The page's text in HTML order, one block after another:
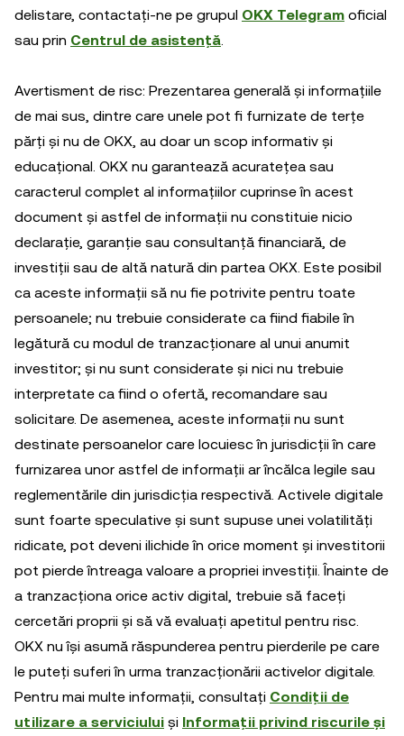
delistare, contactați-ne pe grupul OKX Telegram oficial
sau prin Centrul de asistență.
Avertisment de risc: Prezentarea generală și informațiile
de mai sus, dintre care unele pot fi furnizate de terțe
părți și nu de OKX, au doar un scop informativ și
educațional. OKX nu garantează acuratețea sau
caracterul complet al informațiilor cuprinse în acest
document și astfel de informații nu constituie nicio
declarație, garanție sau consultanță financiară, de
investiții sau de altă natură din partea OKX. Este posibil
ca aceste informații să nu fie potrivite pentru toate
persoanele; nu trebuie considerate ca fiind fiabile în
legătură cu modul de tranzacționare al unui anumit
investitor; și nu sunt considerate și nici nu trebuie
interpretate ca fiind o ofertă, recomandare sau
solicitare. De asemenea, aceste informații nu sunt
destinate persoanelor care locuiesc în jurisdicții în care
furnizarea unor astfel de informații ar încălca legile sau
reglementările din jurisdicția respectivă. Activele digitale
sunt foarte speculative și sunt supuse unei volatilități
ridicate, pot deveni ilichide în orice moment și investitorii
pot pierde întreaga valoare a propriei investiții. Înainte de
a tranzacționa orice activ digital, trebuie să faceți
cercetări proprii și să vă evaluați apetitul pentru risc.
OKX nu își asumă răspunderea pentru pierderile pe care
le puteți suferi în urma tranzacționării activelor digitale.
Pentru mai multe informații, consultați Condiții de
utilizare a serviciului și Informații privind riscurile și